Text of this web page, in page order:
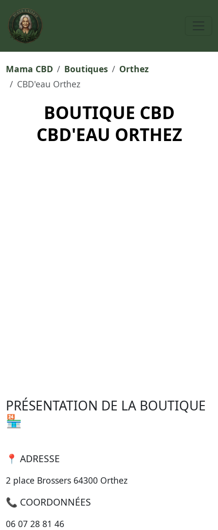
Mama CBD Boutiques
Orthez
CBD'eau Orthez
BOUTIQUE CBD
CBD'EAU ORTHEZ
PRÉSENTATION DE LA BOUTIQUE
🏪
📍 ADRESSE
2 place Brossers 64300 Orthez
📞 COORDONNÉES
06 07 28 81 46